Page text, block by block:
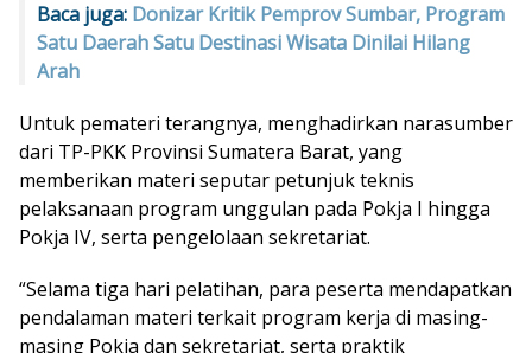
Baca juga: Donizar Kritik Pemprov Sumbar, Program
Satu Daerah Satu Destinasi Wisata Dinilai Hilang
Arah
Untuk pemateri terangnya, menghadirkan narasumber
dari TP-PKK Provinsi Sumatera Barat, yang
memberikan materi seputar petunjuk teknis
pelaksanaan program unggulan pada Pokja I hingga
Pokja IV, serta pengelolaan sekretariat.
“Selama tiga hari pelatihan, para peserta mendapatkan
pendalaman materi terkait program kerja di masing-
masing Pokja dan sekretariat, serta praktik